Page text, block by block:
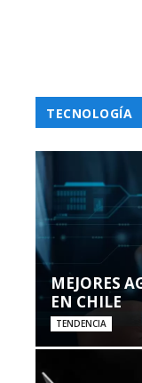
TECNOLOGÍA
MEJORES
EN CHILE
TENDENCIA